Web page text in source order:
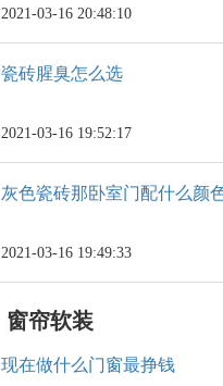
2021-03-16 20:48:10
瓷砖腥臭怎么选
2021-03-16 19:52:17
灰色瓷砖那卧室门配什么颜
2021-03-16 19:49:33
窗帘软装
现在做什么门窗最挣钱